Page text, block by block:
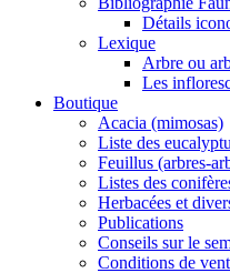
Détails
Lexique
Arbre ou
Les
Boutique
Acacia (mimosas)
Liste des
Feuillus (arbres-
Listes des
Herbacées et
Publications
Conseils sur le
Conditions de